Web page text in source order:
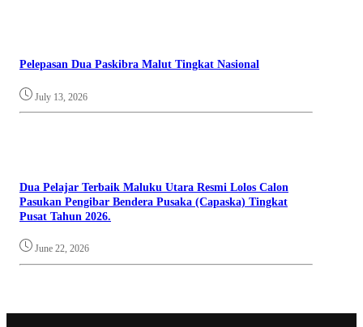
Pelepasan Dua Paskibra Malut Tingkat Nasional
July 13, 2026
Dua Pelajar Terbaik Maluku Utara Resmi Lolos Calon
Pasukan Pengibar Bendera Pusaka (Capaska) Tingkat
Pusat Tahun 2026.
June 22, 2026